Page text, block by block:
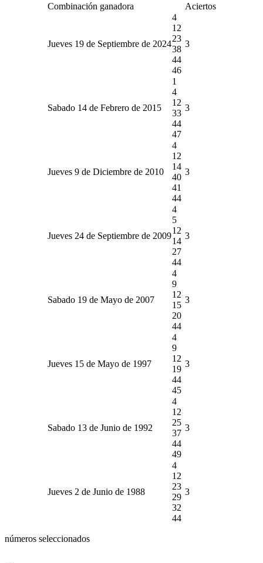
Combinación ganadora Aciertos
Jueves 19 de Septiembre de 2024
4
12
23
38
44
46
3
Sabado 14 de Febrero de 2015
1
4
12
33
44
47
3
Jueves 9 de Diciembre de 2010
4
12
14
40
41
44
3
Jueves 24 de Septiembre de 2009
4
5
12
14
27
44
3
Sabado 19 de Mayo de 2007
4
9
12
15
20
44
3
Jueves 15 de Mayo de 1997
4
9
12
19
44
45
3
Sabado 13 de Junio de 1992
4
12
25
37
44
49
3
Jueves 2 de Junio de 1988
4
12
23
29
32
44
3
números seleccionados